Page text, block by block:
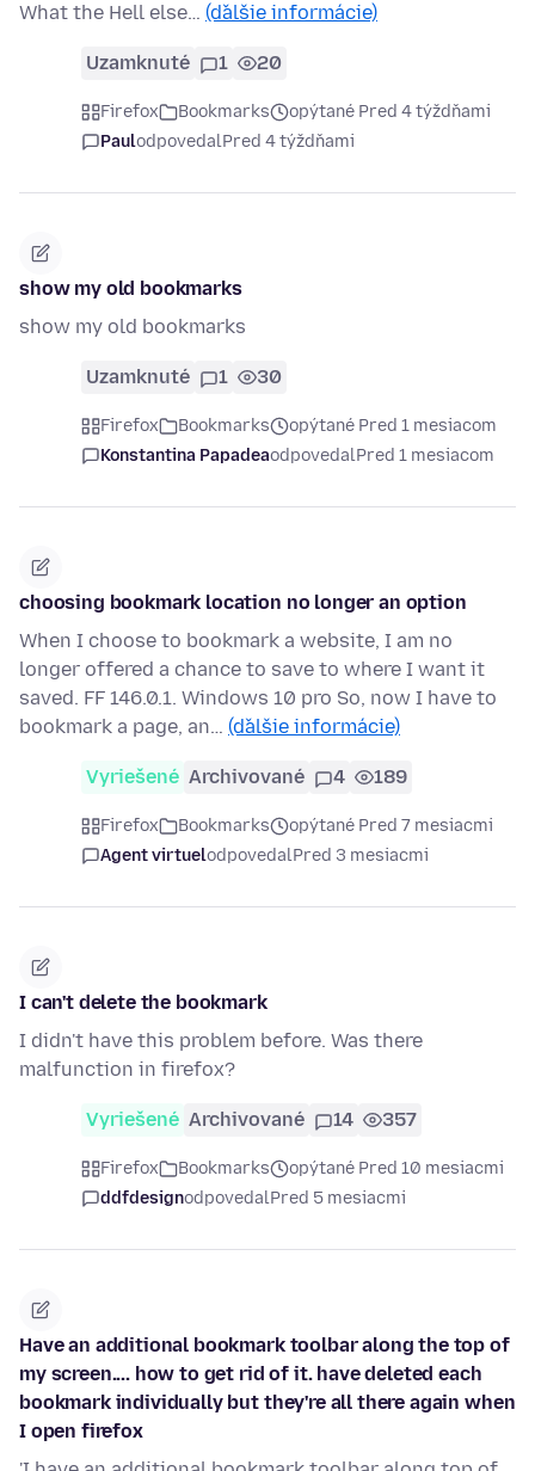
What the Hell else… (ďalšie informácie)
Uzamknuté 1 20
Firefox Bookmarks
opýtané Pred 4 týždňami
PaulodpovedalPred 4 týždňami
show my old bookmarks
show my old bookmarks
Uzamknuté 1 30
Firefox Bookmarks
opýtané Pred 1 mesiacom
Konstantina PapadeaodpovedalPred 1 mesiacom
choosing bookmark location no longer an option
When I choose to bookmark a website, I am no
longer offered a chance to save to where I want it
saved. FF 146.0.1. Windows 10 pro So, now I have to
bookmark a page, an… (ďalšie informácie)
Vyriešené Archivované 4 189
Firefox Bookmarks
opýtané Pred 7 mesiacmi
Agent virtuelodpovedalPred 3 mesiacmi
I can't delete the bookmark
I didn't have this problem before. Was there
malfunction in firefox?
Vyriešené Archivované 14 357
Firefox Bookmarks
opýtané Pred 10 mesiacmi
ddfdesignodpovedalPred 5 mesiacmi
Have an additional bookmark toolbar along the top of
my screen.... how to get rid of it. have deleted each
bookmark individually but they're all there again when
I open firefox